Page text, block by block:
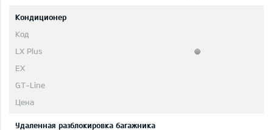
Кондиционер
Удаленная разблокировка багажника